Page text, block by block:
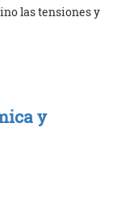
las tensiones y
y